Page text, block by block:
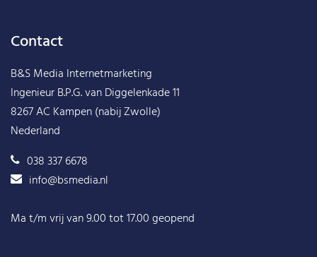
Contact
B&S Media Internetmarketing
Ingenieur B.P.G. van Diggelenkade 11
8267 AC Kampen (nabij Zwolle)
Nederland
038 337 6678
info@bsmedia.nl
Ma t/m vrij van 9.00 tot 17.00 geopend